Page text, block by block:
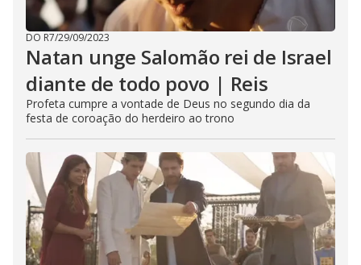
DO R7/29/09/2023
Natan unge Salomão rei de Israel
diante de todo povo | Reis
Profeta cumpre a vontade de Deus no segundo dia da
festa de coroação do herdeiro ao trono